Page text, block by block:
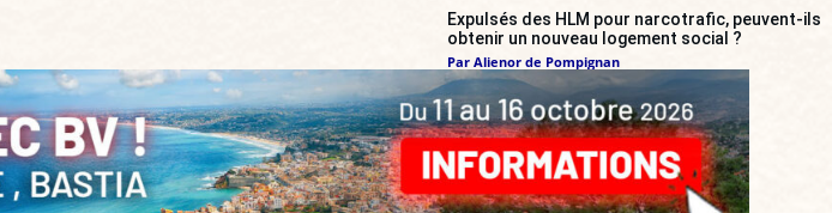
Expulsés des HLM pour narcotrafic, peuvent-ils
obtenir un nouveau logement social ?
Par Alienor de Pompignan